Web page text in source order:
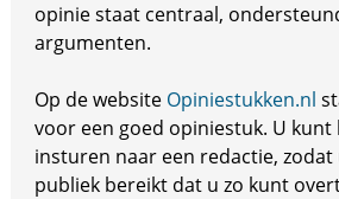
opinie staat centraal,
argumenten.
Op de website Opiniestukken.nl
voor een goed opiniestuk. U kunt
insturen naar een redactie,
publiek bereikt dat u zo kunt